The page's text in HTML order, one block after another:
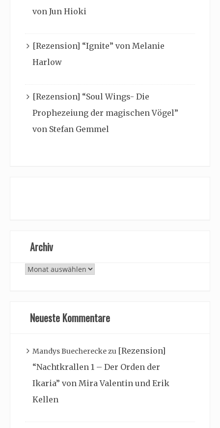
von Jun Hioki
[Rezension] “Ignite” von Melanie
Harlow
[Rezension] “Soul Wings- Die
Prophezeiung der magischen Vögel”
von Stefan Gemmel
Archiv
Archiv
Neueste Kommentare
Mandys Buechereckezu [Rezension]
“Nachtkrallen 1 – Der Orden der
Ikaria” von Mira Valentin und Erik
Kellen